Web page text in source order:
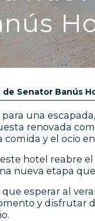
Senator Banús
para una escapada,
renovada
y el ocio
este hotel reabre el
nueva etapa que
esperar al
y disfrutar